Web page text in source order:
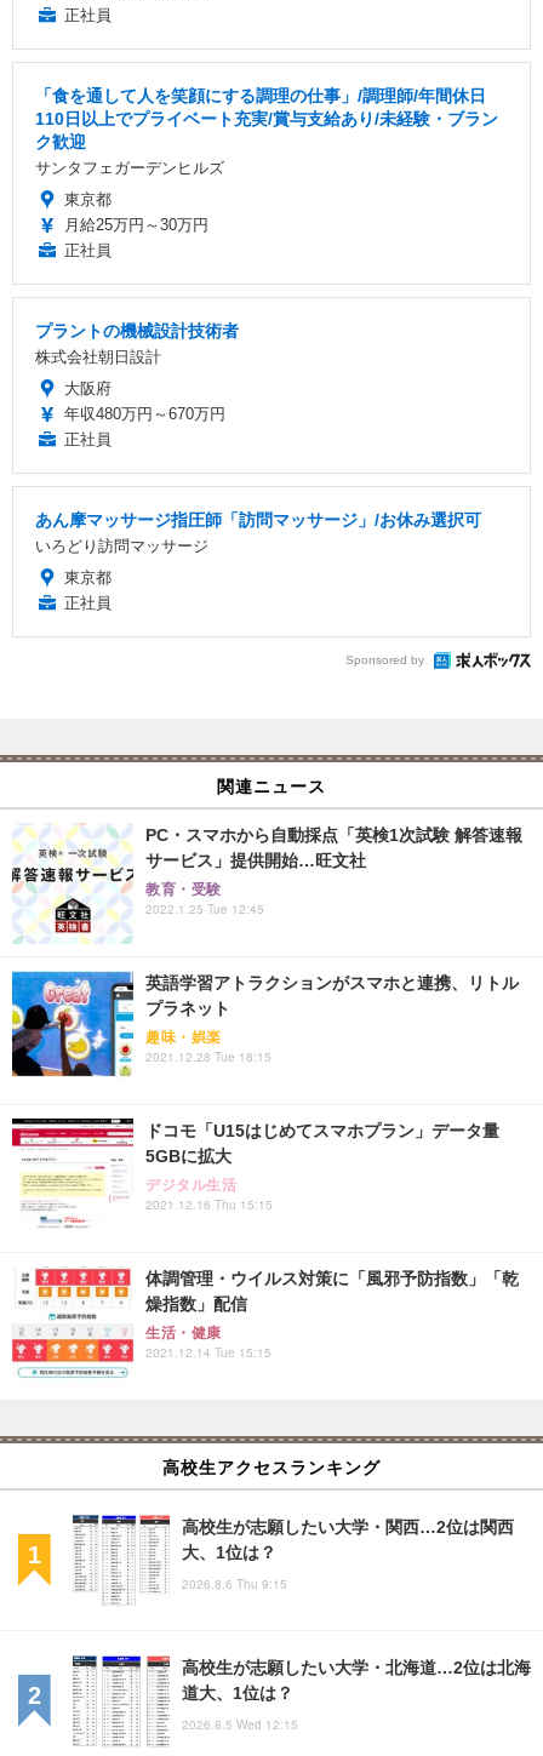
正社員
「食を通して人を笑顔にする調理の仕事」/調理師/年間休日
110日以上でプライベート充実/賞与支給あり/未経験・ブラン
ク歓迎
サンタフェガーデンヒルズ
東京都
月給25万円～30万円
正社員
プラントの機械設計技術者
株式会社朝日設計
大阪府
年収480万円～670万円
正社員
あん摩マッサージ指圧師「訪問マッサージ」/お休み選択可
いろどり訪問マッサージ
東京都
正社員
Sponsored by
関連ニュース
PC・スマホから自動採点「英検1次試験 解答速報
サービス」提供開始…旺文社
教育・受験
2022.1.25 Tue 12:45
英語学習アトラクションがスマホと連携、リトル
プラネット
趣味・娯楽
2021.12.28 Tue 18:15
ドコモ「U15はじめてスマホプラン」データ量
5GBに拡大
デジタル生活
2021.12.16 Thu 15:15
体調管理・ウイルス対策に「風邪予防指数」「乾
燥指数」配信
生活・健康
2021.12.14 Tue 15:15
高校生アクセスランキング
高校生が志願したい大学・関西…2位は関西
大、1位は？
2026.8.6 Thu 9:15
高校生が志願したい大学・北海道…2位は北海
道大、1位は？
2026.8.5 Wed 12:15